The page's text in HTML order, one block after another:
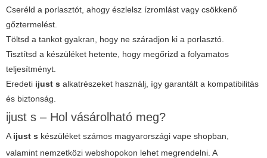
Cseréld a porlasztót, ahogy észlelsz ízromlást vagy csökkenő
gőztermelést.
Töltsd a tankot gyakran, hogy ne száradjon ki a porlasztó.
Tisztítsd a készüléket hetente, hogy megőrizd a folyamatos
teljesítményt.
Eredeti ijust s alkatrészeket használj, így garantált a kompatibilitás
és biztonság.
ijust s – Hol vásárolható meg?
A ijust s készüléket számos magyarországi vape shopban,
valamint nemzetközi webshopokon lehet megrendelni. A